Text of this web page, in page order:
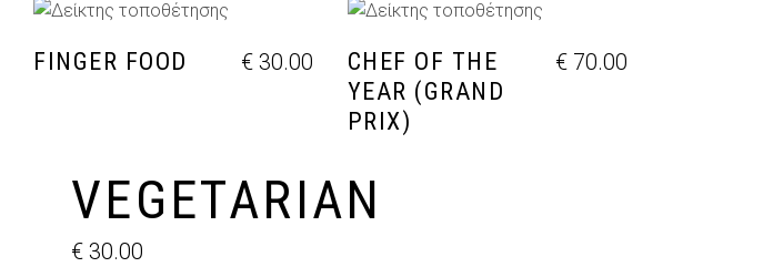
ΠΡΟΣΘΉΚΗ ΣΤΟ ΚΑΛΆΘΙ
FINGER FOOD € 30.00
ΠΡΟΣΘΉΚΗ ΣΤΟ ΚΑΛΆΘΙ
CHEF OF THE
YEAR (GRAND
PRIX)
€70.00
VEGETARIAN
€ 30.00